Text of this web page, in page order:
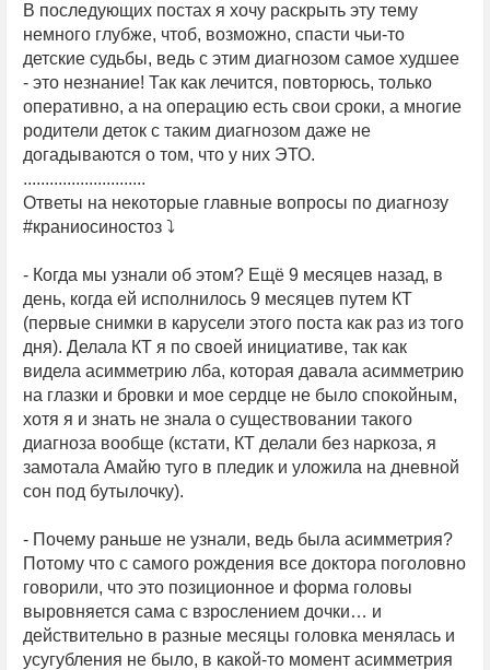
В последующих постах я хочу раскрыть эту тему
немного глубже, чтоб, возможно, спасти чьи-то
детские судьбы, ведь с этим диагнозом самое худшее
- это незнание! Так как лечится, повторюсь, только
оперативно, а на операцию есть свои сроки, а многие
родители деток с таким диагнозом даже не
догадываются о том, что у них ЭТО.
............................
Ответы на некоторые главные вопросы по диагнозу
#краниосиностоз ⤵
- Когда мы узнали об этом? Ещё 9 месяцев назад, в
день, когда ей исполнилось 9 месяцев путем КТ
(первые снимки в карусели этого поста как раз из того
дня). Делала КТ я по своей инициативе, так как
видела асимметрию лба, которая давала асимметрию
на глазки и бровки и мое сердце не было спокойным,
хотя я и знать не знала о существовании такого
диагноза вообще (кстати, КТ делали без наркоза, я
замотала Амайю туго в пледик и уложила на дневной
сон под бутылочку).
- Почему раньше не узнали, ведь была асимметрия?
Потому что с самого рождения все доктора поголовно
говорили, что это позиционное и форма головы
выровняется сама с взрослением дочки… и
действительно в разные месяцы головка менялась и
усугубления не было, в какой-то момент асимметрия